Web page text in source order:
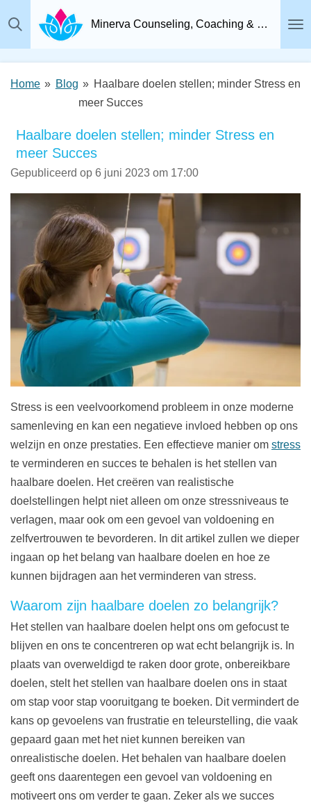
Ga
direct
hoofdinhoud
Minerva Counseling, Coaching & Relatietherapie, Psychosociaal Therapeut Breda
Home » Blog » Haalbare doelen stellen; minder Stress en
meer Succes
Haalbare doelen stellen; minder Stress en
meer Succes
Gepubliceerd op 6 juni 2023 om 17:00
Stress is een veelvoorkomend probleem in onze moderne
samenleving en kan een negatieve invloed hebben op ons
welzijn en onze prestaties. Een effectieve manier om stress
te verminderen en succes te behalen is het stellen van
haalbare doelen. Het creëren van realistische
doelstellingen helpt niet alleen om onze stressniveaus te
verlagen, maar ook om een gevoel van voldoening en
zelfvertrouwen te bevorderen. In dit artikel zullen we dieper
ingaan op het belang van haalbare doelen en hoe ze
kunnen bijdragen aan het verminderen van stress.
Waarom zijn haalbare doelen zo belangrijk?
Het stellen van haalbare doelen helpt ons om gefocust te
blijven en ons te concentreren op wat echt belangrijk is. In
plaats van overweldigd te raken door grote, onbereikbare
doelen, stelt het stellen van haalbare doelen ons in staat
om stap voor stap vooruitgang te boeken. Dit vermindert de
kans op gevoelens van frustratie en teleurstelling, die vaak
gepaard gaan met het niet kunnen bereiken van
onrealistische doelen. Het behalen van haalbare doelen
geeft ons daarentegen een gevoel van voldoening en
motiveert ons om verder te gaan. Zeker als we succes